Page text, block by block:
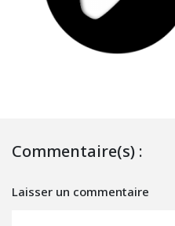
Commentaire(s) :
Laisser un commentaire